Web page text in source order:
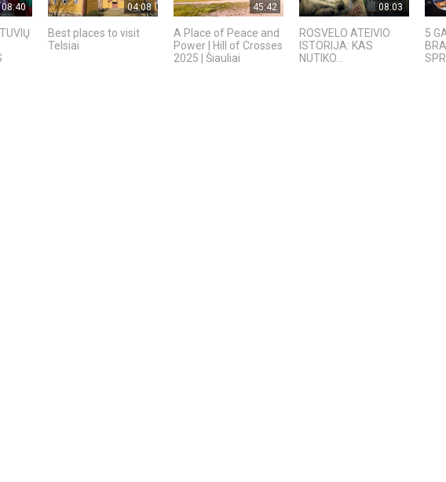
08:40 04:08
Best places to visit
Telsiai
45:42
A Place of Peace and
Power | Hill of Crosses
2025 | Šiauliai
08:03
ROSVELO ATEIVIO
ISTORIJA: KAS
NUTIKO...
5